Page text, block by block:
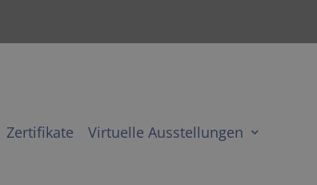
Zertifikate Virtuelle Ausstellungen